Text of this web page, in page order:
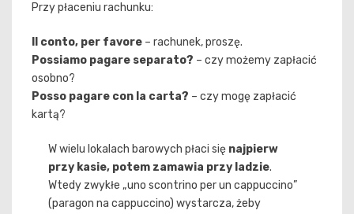
Przy płaceniu rachunku:
Il conto, per favore – rachunek, proszę.
Possiamo pagare separato? – czy możemy zapłacić
osobno?
Posso pagare con la carta? – czy mogę zapłacić
kartą?
W wielu lokalach barowych płaci się najpierw
przy kasie, potem zamawia przy ladzie.
Wtedy zwykłe „uno scontrino per un cappuccino”
(paragon na cappuccino) wystarcza, żeby